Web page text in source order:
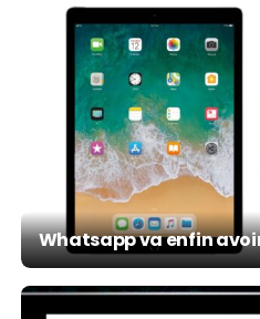
Whatsapp va enfin